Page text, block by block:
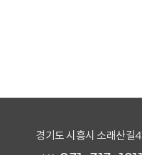
경기도 시흥시 소래산길